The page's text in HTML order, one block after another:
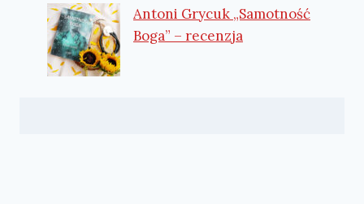
Antoni Grycuk „Samotność
Boga” – recenzja